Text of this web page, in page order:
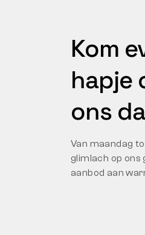
Kom
hapje
ons
Van maandag
glimlach op ons
aanbod aan